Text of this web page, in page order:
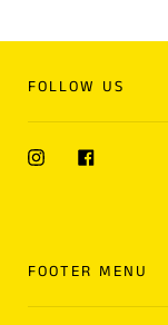
FOLLOW US
InstagramFacebook
FOOTER MENU